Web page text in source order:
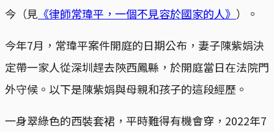
今（見 《律師常瑋平，一個不見容於國家的人》 ）。
今年7月，常瑋平案件開庭的日期公布，妻子陳紫娟決
定帶一家人從深圳趕去陝西鳳縣，於開庭當日在法院門
外守候。以下是陳紫娟與母親和孩子的這段經歷。
一身翠綠色的西裝套裙，平時難得有機會穿，2022年7